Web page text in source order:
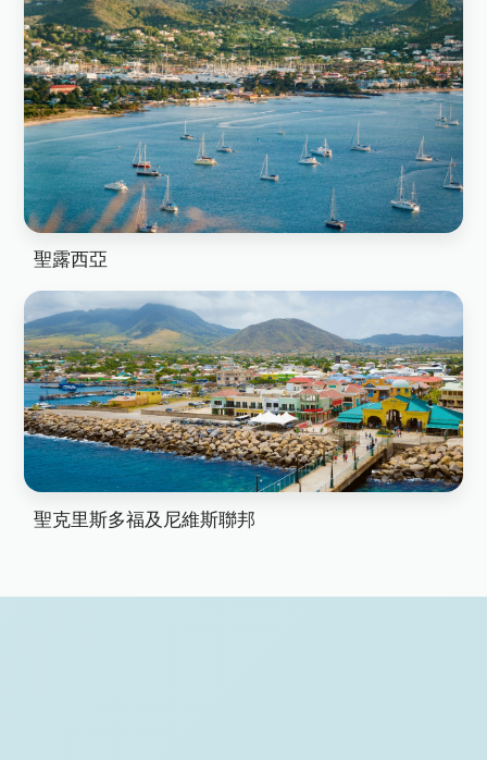
聖露西亞
聖克里斯多福及尼維斯聯邦